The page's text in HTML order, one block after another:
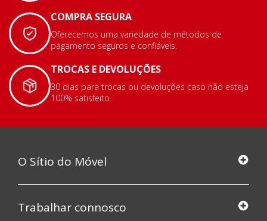
COMPRA SEGURA
Oferecemos uma variedade de métodos de
pagamento seguros e confiáveis.
TROCAS E DEVOLUÇÕES
30 dias para trocas ou devoluções caso não esteja
100% satisfeito.
O Sítio do Móvel
Trabalhar connosco